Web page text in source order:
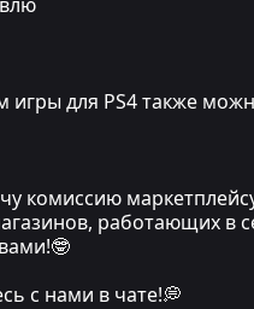
для PS4 также
комиссию
работающих в
с нами в чате!💭